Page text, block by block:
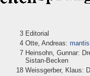
3 Editorial
4 Otte, Andreas:
7 Heinsohn, Gunnar:
Sistan-Becken
18 Weissgerber, Klaus: